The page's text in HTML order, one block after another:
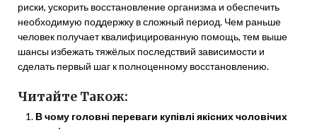
риски, ускорить восстановление организма и обеспечить
необходимую поддержку в сложный период. Чем раньше
человек получает квалифицированную помощь, тем выше
шансы избежать тяжёлых последствий зависимости и
сделать первый шаг к полноценному восстановлению.
Читайте Також:
В чому головні переваги купівлі якісних чоловічих